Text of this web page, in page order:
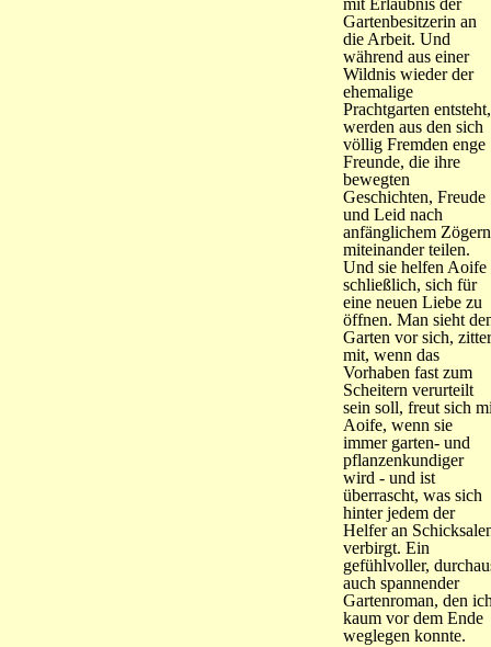
mit Erlaubnis der
Gartenbesitzerin an
die Arbeit. Und
während aus einer
Wildnis wieder der
ehemalige
Prachtgarten entsteht,
werden aus den sich
völlig Fremden enge
Freunde, die ihre
bewegten
Geschichten, Freude
und Leid nach
anfänglichem Zögern
miteinander teilen.
Und sie helfen Aoife
schließlich, sich für
eine neuen Liebe zu
öffnen. Man sieht
Garten vor sich,
mit, wenn das
Vorhaben fast zum
Scheitern verurteilt
sein soll, freut sich
Aoife, wenn sie
immer garten- und
pflanzenkundiger
wird - und ist
überrascht, was sich
hinter jedem der
Helfer an
verbirgt. Ein
gefühlvoller,
auch spannender
Gartenroman, den
kaum vor dem Ende
weglegen konnte.